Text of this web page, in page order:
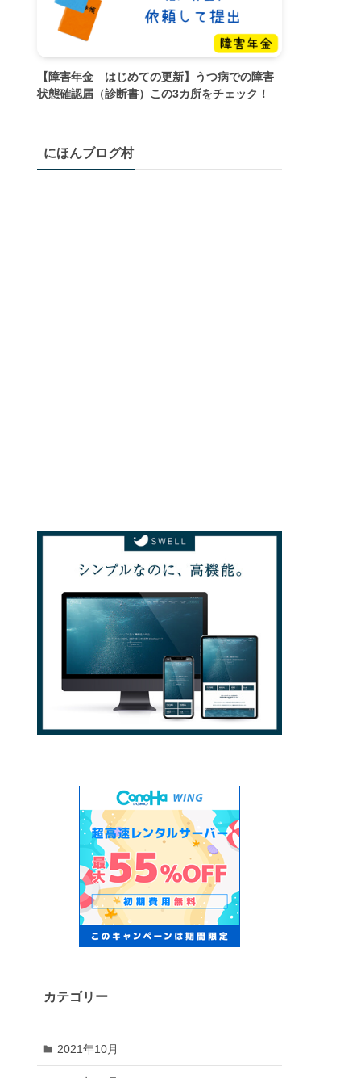
【障害年金 はじめての更新】うつ病での障害
状態確認届（診断書）この3カ所をチェック！
にほんブログ村
カテゴリー
2021年10月